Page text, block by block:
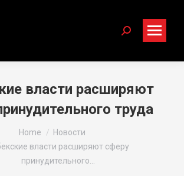
Search:
власти расширяют
труда
Home
Новости
власти расширяют сферу
принудительного…